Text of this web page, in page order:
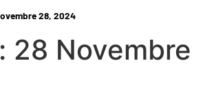
28, 2024
28 Novembre